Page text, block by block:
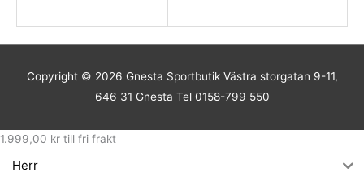
Copyright © 2026 Gnesta SportbutikVästra storgatan 9-11,
646 31 Gnesta Tel 0158-799 550
1.999,00 kr till fri frakt
Herr